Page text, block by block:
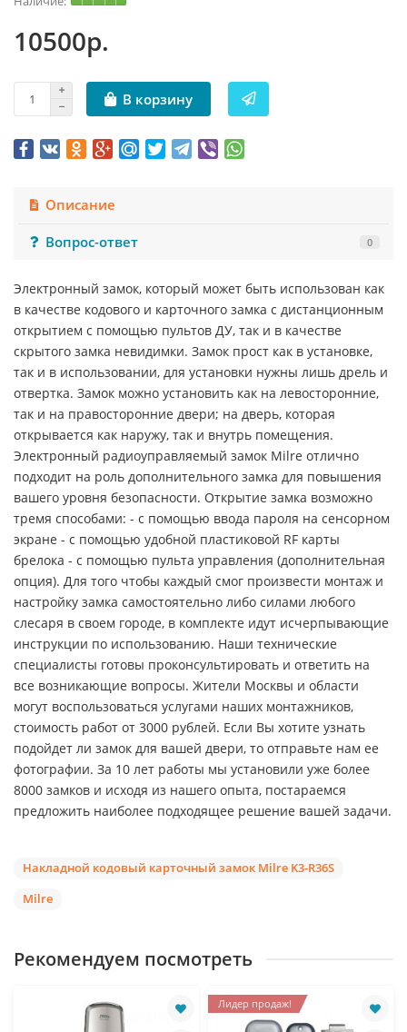
10500р.
В корзину
Описание
Вопрос-ответ
0
Электронный замок, который может быть использован как
в качестве кодового и карточного замка с дистанционным
открытием с помощью пультов ДУ, так и в качестве
скрытого замка невидимки. Замок прост как в установке,
так и в использовании, для установки нужны лишь дрель и
отвертка. Замок можно установить как на левосторонние,
так и на правосторонние двери; на дверь, которая
открывается как наружу, так и внутрь помещения.
Электронный радиоуправляемый замок Milre отлично
подходит на роль дополнительного замка для повышения
вашего уровня безопасности. Открытие замка возможно
тремя способами: - с помощью ввода пароля на сенсорном
экране - с помощью удобной пластиковой RF карты
брелока - с помощью пульта управления (дополнительная
опция). Для того чтобы каждый смог произвести монтаж и
настройку замка самостоятельно либо силами любого
слесаря в своем городе, в комплекте идут исчерпывающие
инструкции по использованию. Наши технические
специалисты готовы проконсультировать и ответить на
все возникающие вопросы. Жители Москвы и области
могут воспользоваться услугами наших монтажников,
стоимость работ от 3000 рублей. Если Вы хотите узнать
подойдет ли замок для вашей двери, то отправьте нам ее
фотографии. За 10 лет работы мы установили уже более
8000 замков и исходя из нашего опыта, постараемся
предложить наиболее подходящее решение вашей задачи.
Накладной кодовый карточный замок Milre K3-R36S
Milre
Рекомендуем посмотреть
Лидер продаж!